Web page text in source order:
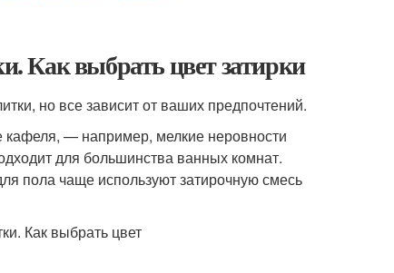
Как выбрать цвет затирки
но все зависит от ваших предпочтений.
кафеля, — например, мелкие неровности
для большинства ванных комнат.
пола чаще используют затирочную смесь